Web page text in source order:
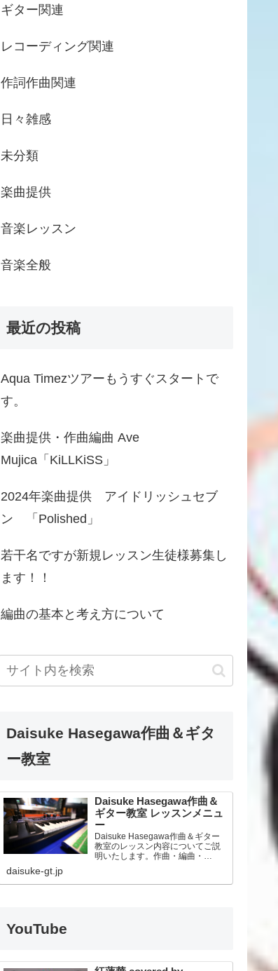
ギター関連
レコーディング関連
作詞作曲関連
日々雑感
未分類
楽曲提供
音楽レッスン
音楽全般
最近の投稿
Aqua Timezツアーもうすぐスタートで
す。
楽曲提供・作曲編曲 Ave
Mujica「KiLLKiSS」
2024年楽曲提供 アイドリッシュセブ
ン 「Polished」
若干名ですが新規レッスン生徒様募集し
ます！！
編曲の基本と考え方について
Daisuke Hasegawa作曲＆ギタ
ー教室
Daisuke Hasegawa作曲＆
ギター教室 レッスンメニュ
ー
Daisuke Hasegawa作曲＆ギター
教室のレッスン内容についてご説
明いたします。作曲・編曲・
インレッスンにも対応いたしま
daisuke-gt.jp
YouTube